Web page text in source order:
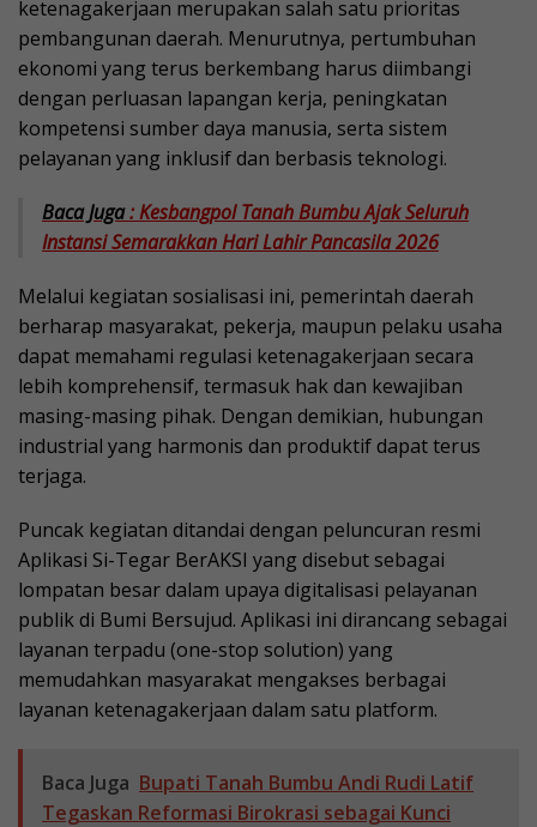
ketenagakerjaan merupakan salah satu prioritas
pembangunan daerah. Menurutnya, pertumbuhan
ekonomi yang terus berkembang harus diimbangi
dengan perluasan lapangan kerja, peningkatan
kompetensi sumber daya manusia, serta sistem
pelayanan yang inklusif dan berbasis teknologi.
Baca Juga: Kesbangpol Tanah Bumbu Ajak Seluruh
Instansi Semarakkan Hari Lahir Pancasila 2026
Melalui kegiatan sosialisasi ini, pemerintah daerah
berharap masyarakat, pekerja, maupun pelaku usaha
dapat memahami regulasi ketenagakerjaan secara
lebih komprehensif, termasuk hak dan kewajiban
masing-masing pihak. Dengan demikian, hubungan
industrial yang harmonis dan produktif dapat terus
terjaga.
Puncak kegiatan ditandai dengan peluncuran resmi
Aplikasi Si-Tegar BerAKSI yang disebut sebagai
lompatan besar dalam upaya digitalisasi pelayanan
publik di Bumi Bersujud. Aplikasi ini dirancang sebagai
layanan terpadu (one-stop solution) yang
memudahkan masyarakat mengakses berbagai
layanan ketenagakerjaan dalam satu platform.
Baca Juga Bupati Tanah Bumbu Andi Rudi Latif
Tegaskan Reformasi Birokrasi sebagai Kunci